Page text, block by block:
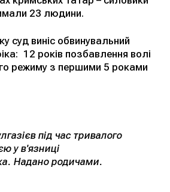
23 людини.
суд виніс обвинувальний
12 років позбавлення волі
режиму з першими 5 роками
під час тривалого
у в'язниці
Надано родичами.